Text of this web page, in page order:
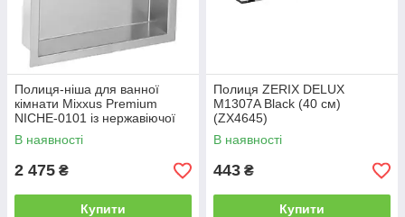
Полиця-ніша для ванної
кімнати Mixxus Premium
NICHE-0101 із нержавіючої
сталі SUS304 (MI6677)
В наявності
2 475 ₴
Купити
Полиця ZERIX DELUX
M1307A Black (40 см)
(ZX4645)
В наявності
443 ₴
Купити